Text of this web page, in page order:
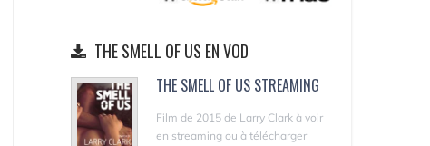
THE SMELL OF US EN VOD
THE SMELL OF US STREAMING
Film de 2015 de Larry Clark à voir
en streaming ou à télécharger